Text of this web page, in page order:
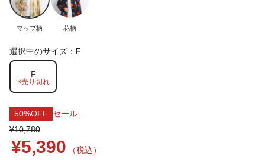
マップ柄 花柄
選択中のサイズ： F
F
×売り切れ
50%OFF
セール
¥10,780
¥5,390 （税込）